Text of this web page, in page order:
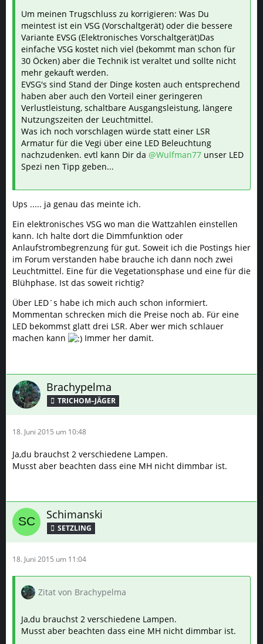
Um meinen Trugschluss zu korrigieren: Was Du
meintest ist ein VSG (Vorschaltgerät) oder die bessere
Variante EVSG (Elektronisches Vorschaltgerät)Das
einfache VSG kostet nich viel (bekommt man schon für
30 Öcken) aber die Technik ist veraltet und sollte nicht
mehr gekauft werden.
EVSG's sind Stand der Dinge kosten auch entsprechend
haben aber auch den Vorteil einer geringeren
Verlustleistung, schaltbare Ausgangsleistung, längere
Nutzungszeiten der Leuchtmittel.
Was ich noch vorschlagen würde statt einer LSR
Armatur für die Vegi über eine LED Beleuchtung
nachzudenken. evtl kann Dir da @Wulfman77 unser LED
Spezi nen Tipp geben...
Ups ..... ja genau das meinte ich.
Ein elektronisches VSG wo man die Wattzahlen einstellen
kann. Ich halte dort die Dimmfunktion oder
Anlaufstrombegrenzung für gut. Soweit ich die Postings hier
im Forum verstanden habe brauche ich dann noch zwei
Leuchtmittel. Eine für die Vegetationsphase und eine für die
Blühphase. Ist das soweit richtig?
Über LED´s habe ich mich auch schon informiert.
Mommentan schrecken mich die Preise noch ab. Für eine
LED bekommst glatt drei LSR. Aber wer mich schlauer
machen kann
Immer her damit.
Brachypelma
TRICHOM–JÄGER
18. Juni 2015 um 10:48
Ja,du brauchst 2 verschiedene Lampen.
Musst aber beachten dass eine MH nicht dimmbar ist.
Schimanski
SETZLING
18. Juni 2015 um 11:04
Zitat von Brachypelma
Ja,du brauchst 2 verschiedene Lampen.
Musst aber beachten dass eine MH nicht dimmbar ist.